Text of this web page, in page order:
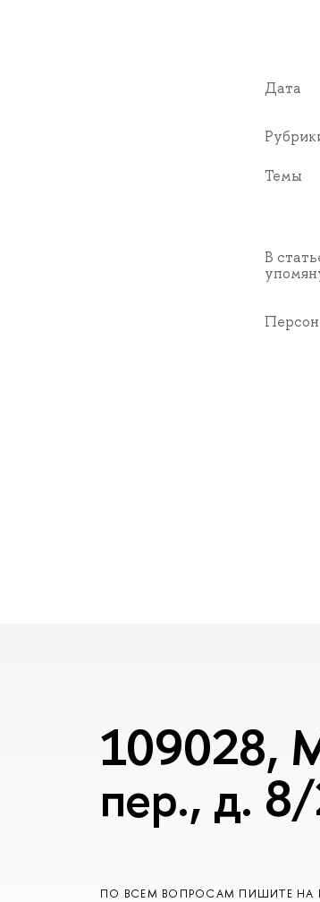
Дата
Темы
В
109028,
пер., д.
ПО ВСЕМ ВОПРОСАМ ПИШИТЕ НА